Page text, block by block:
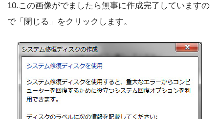
10.この画像がでましたら無事に作成完了していますの
で「閉じる」をクリックします。